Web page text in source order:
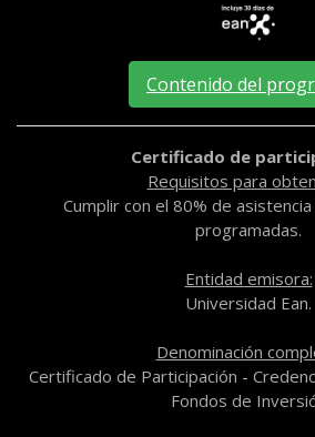
Contenido del
Certificado de
Requisitos para
Cumplir con el 80% de
programadas.
Entidad emisora:
Universidad Ean.
Denominación
Certificado de Participación -
Fondos de